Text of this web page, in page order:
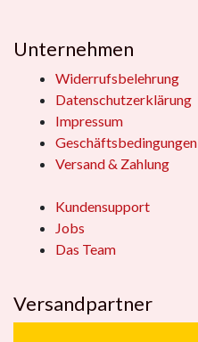
Unternehmen
Widerrufsbelehrung
Datenschutzerklärung
Impressum
Geschäftsbedingungen
Versand & Zahlung
Kundensupport
Jobs
Das Team
Versandpartner